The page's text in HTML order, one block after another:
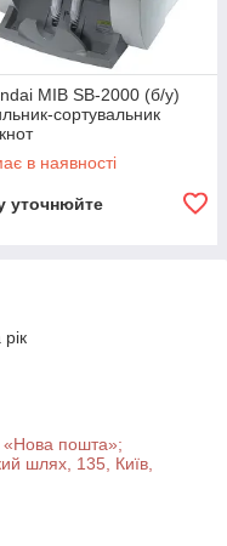
MIB SB-2000 (б/у)
сортувальник
в наявності
уточнюйте
«Нова пошта»;
шлях, 135, Київ,